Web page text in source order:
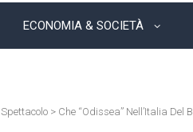
ECONOMIA & SOCIETÀ
Spettacolo > Che “Odissea” Nell’Italia Del